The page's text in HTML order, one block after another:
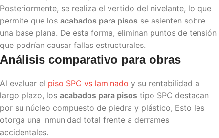
Posteriormente, se realiza el vertido del nivelante, lo que
permite que los acabados para pisos se asienten sobre
una base plana. De esta forma, eliminan puntos de tensión
que podrían causar fallas estructurales.
Análisis comparativo para obras
Al evaluar el piso SPC vs laminado y su rentabilidad a
largo plazo, los acabados para pisos tipo SPC destacan
por su núcleo compuesto de piedra y plástico, Esto les
otorga una inmunidad total frente a derrames
accidentales.